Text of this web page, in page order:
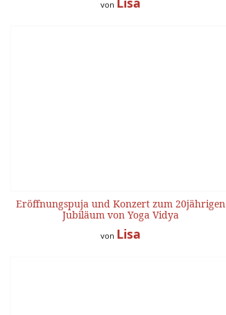
von
Eröffnungspuja und Konzert zum 20jährigen
Jubiläum von Yoga Vidya
von Lisa